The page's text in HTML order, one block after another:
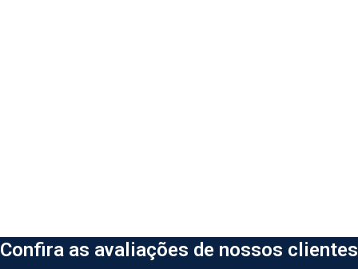
Confira as avaliações de nossos clientes